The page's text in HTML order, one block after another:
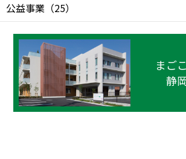
公益事業 （25）
まご
静